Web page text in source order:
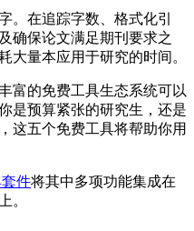
。在追踪字数、格式化引
确保论文满足期刊要求之
大量本应用于研究的时间。
富的免费工具生态系统可以
是预算紧张的研究生，还是
这五个免费工具将帮助你用
套件将其中多项功能集成在
。